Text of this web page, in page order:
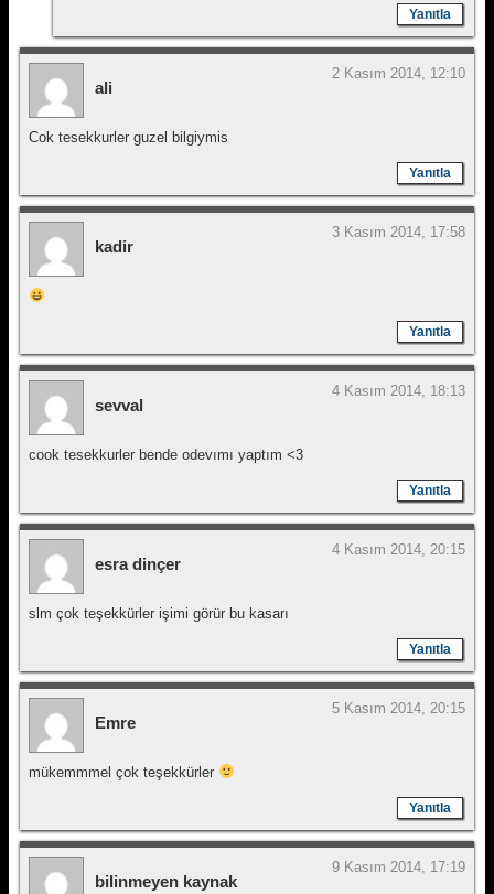
Yanıtla
ali
2 Kasım 2014, 12:10
Cok tesekkurler guzel bilgiymis
Yanıtla
kadir
3 Kasım 2014, 17:58
Yanıtla
sevval
4 Kasım 2014, 18:13
cook tesekkurler bende odevımı yaptım <3
Yanıtla
esra dinçer
4 Kasım 2014, 20:15
slm çok teşekkürler işimi görür bu kasarı
Yanıtla
Emre
5 Kasım 2014, 20:15
mükemmmel çok teşekkürler
Yanıtla
bilinmeyen kaynak
9 Kasım 2014, 17:19